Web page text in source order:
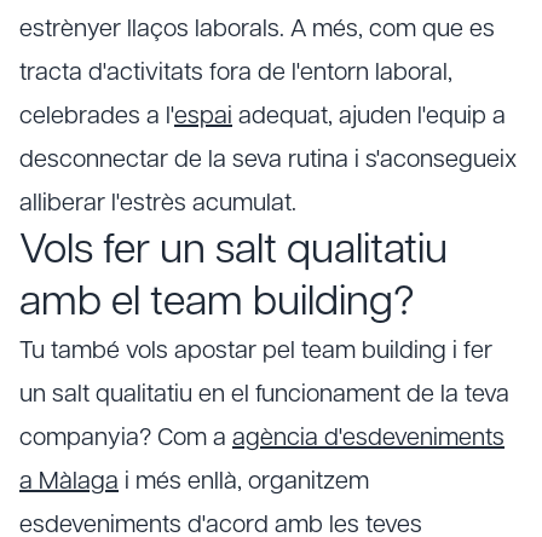
estrènyer llaços laborals. A més, com que es
tracta d'activitats fora de l'entorn laboral,
celebrades a l'espai adequat, ajuden l'equip a
desconnectar de la seva rutina i s'aconsegueix
alliberar l'estrès acumulat.
Vols fer un salt qualitatiu
amb el team building?
Tu també vols apostar pel team building i fer
un salt qualitatiu en el funcionament de la teva
companyia? Com a agència d'esdeveniments
a Màlaga i més enllà, organitzem
esdeveniments d'acord amb les teves